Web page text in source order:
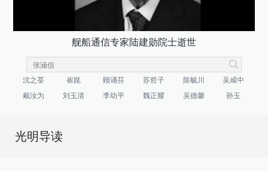
舰船通信专家陆建勋院士逝世
沈之荃 崔崑 顾诵芬 苏哲子 陈毓川
吴咸中
戴汝为
刘玉清 李幼平 魏正耀 吴德馨 孙玉
光明导读